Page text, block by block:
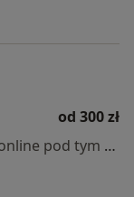
od 300 zł
Specjalista nie oferuje umawiania online pod tym adresem.